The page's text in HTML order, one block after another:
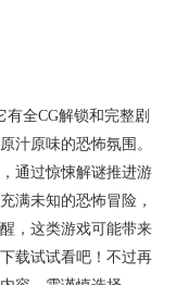
全CG解锁和完整剧
汁原味的恐怖氛围。
通过惊悚解谜推进游
满未知的恐怖冒险，
，这类游戏可能带来
载试试看吧！不过再